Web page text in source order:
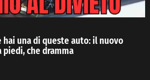
hai una di queste auto: il nuovo
che dramma